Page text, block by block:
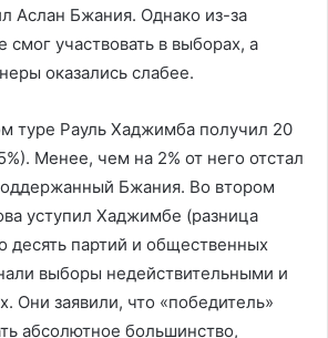
Аслан Бжания. Однако из-за
участвовать в выборах, а
оказались слабее.
туре Рауль Хаджимба получил 20
Менее, чем на 2% от него отстал
Бжания. Во втором
уступил Хаджимбе (разница
десять партий и общественных
выборы недействительными и
Они заявили, что «победитель»
абсолютное большинство,